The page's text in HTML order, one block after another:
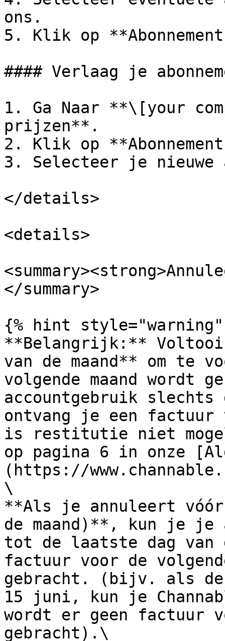
ons.
5. Klik op
#### Verlaag je
1. Ga Naar **\[your
prijzen**.
2. Klik op
3. Selecteer je nieuwe
</details>
<details>
</summary>
{% hint style="warning"
**Belangrijk:** Voltooi
van de maand** om te
volgende maand wordt
accountgebruik
ontvang je een factuur
is restitutie niet
op pagina 6 in onze
(https://
\
**Als je annuleert vóór
de maand)**, kun je je
tot de laatste dag van
factuur voor de
gebracht. (bijv. als
15 juni, kun je
wordt er geen factuur
gebracht).\